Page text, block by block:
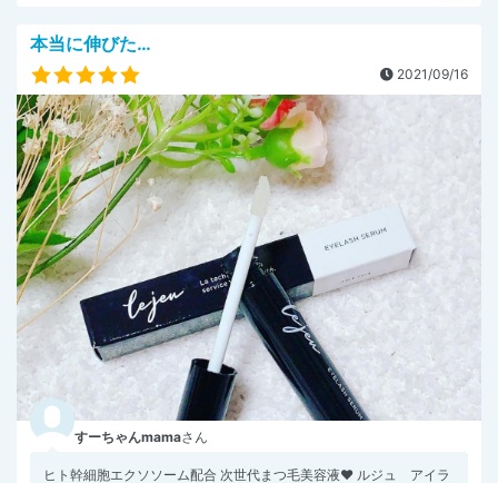
本当に伸びた…
2021/09/16
すーちゃんmamaさん
ヒト幹細胞エクソソーム配合 次世代まつ毛美容液❤️ ルジュ アイラ